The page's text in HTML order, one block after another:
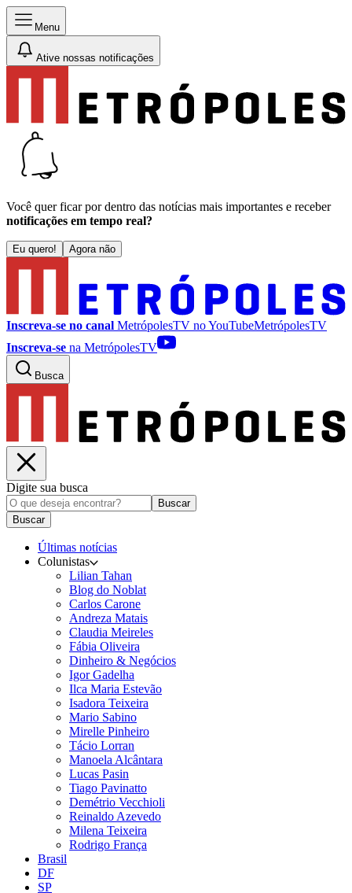
Menu
Ative nossas notificações
Você quer ficar por dentro das notícias mais importantes e receber
notificações em tempo real?
Eu quero! Agora não
Inscreva-se no canal MetrópolesTV noYouTubeMetrópolesTV
Inscreva-se na MetrópolesTV
Busca
Digite sua busca
Buscar
Buscar
Últimas notícias
Colunistas
Lilian Tahan
Blog do Noblat
Carlos Carone
Andreza Matais
Claudia Meireles
Fábia Oliveira
Dinheiro & Negócios
Igor Gadelha
Ilca Maria Estevão
Isadora Teixeira
Mario Sabino
Mirelle Pinheiro
Tácio Lorran
Manoela Alcântara
Lucas Pasin
Tiago Pavinatto
Demétrio Vecchioli
Reinaldo Azevedo
Milena Teixeira
Rodrigo França
Brasil
DF
SP